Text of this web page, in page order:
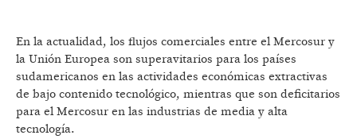
En la actualidad, los flujos comerciales entre el Mercosur y
la Unión Europea son superavitarios para los países
sudamericanos en las actividades económicas extractivas
de bajo contenido tecnológico, mientras que son deficitarios
para el Mercosur en las industrias de media y alta
tecnología.